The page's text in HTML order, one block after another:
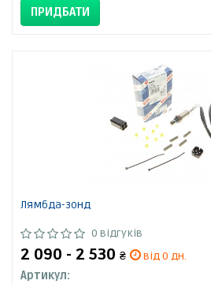
ПРИДБАТИ
Лямбда-зонд
0 відгуків
2 090 - 2 530 ₴
від 0 дн.
Артикул: